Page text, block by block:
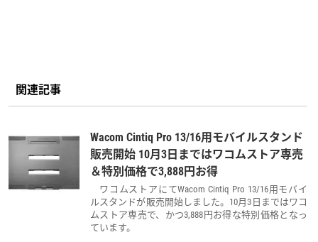
関連記事
Wacom Cintiq Pro 13/16用モバイルスタンド
販売開始 10月3日まではワコムストア専売
＆特別価格で3,888円お得
ワコムストアにてWacom Cintiq Pro 13/16用モバイ
ルスタンドが販売開始しました。10月3日まではワコ
ムストア専売で、かつ3,888円お得な特別価格となっ
ています。